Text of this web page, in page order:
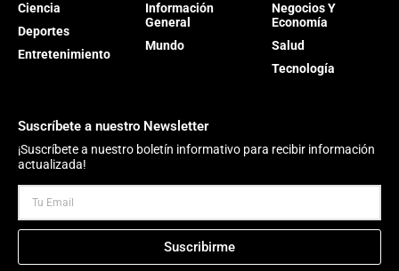
Ciencia
Deportes
Entretenimiento
Información
General
Mundo
Negocios Y
Economía
Salud
Tecnología
Suscríbete a nuestro Newsletter
¡Suscríbete a nuestro boletín informativo para recibir información
actualizada!
Suscribirme